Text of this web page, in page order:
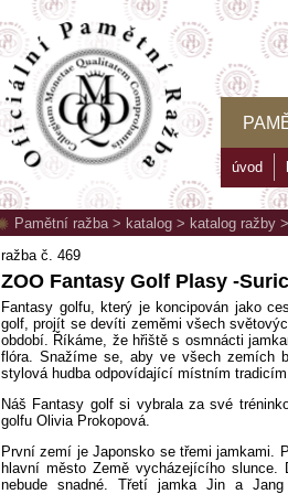
úvod
Pamětní ražba> katalog > katalog ražby >
ražba č. 469
ZOO Fantasy Golf Plasy -
Fantasy golfu, který je koncipován jako
golf, projít se devíti zeměmi všech
období. Říkáme, že hřiště s osmnácti
flóra. Snažíme se, aby ve všech zemích
stylová hudba odpovídající místním
Náš Fantasy golf si vybrala za své
golfu Olivia Prokopová.
První zemí je Japonsko se třemi jamkami.
hlavní město Země vycházejícího slunce.
nebude snadné. Třetí jamka Jin a